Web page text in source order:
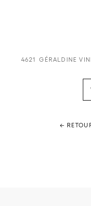
4621 GÉRALDINE
←